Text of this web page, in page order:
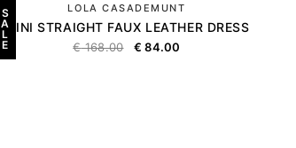
S
A
L
E
LOLA CASADEMUNT
MINI STRAIGHT FAUX LEATHER DRESS
€168.00 € 84.00